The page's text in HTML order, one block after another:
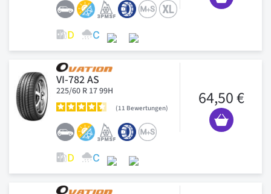
VI-782 AS
225/60 R 17 99H
11 Bewertungen 64,50 €